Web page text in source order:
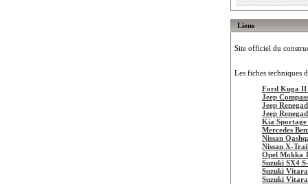
Liens
Site officiel du
Les fiches techniques
Ford Kuga II
Jeep
Jeep
Jeep
Kia
Mercedes
Nissan
Nissan X-
Opel Mokka
Suzuki SX4
Suzuki
Suzuki